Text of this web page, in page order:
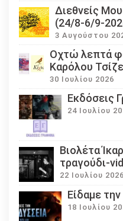
Διεθνείς
(24/8-6/9-
3 Αυγούστου
Οχτώ λεπτά
Καρόλου
30 Ιουλίου 2026
Εκδόσεις
24 Ιουλίου
Βιολέτα
τραγούδι-
22 Ιουλίου 2026
Eίδαμε
18 Ιουλίου